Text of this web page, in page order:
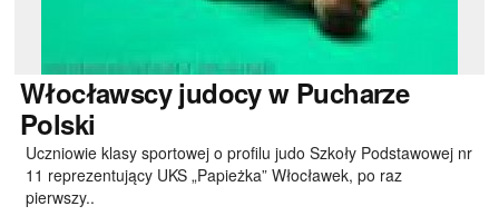
Włocławscyjudocy w Pucharze
Polski
Uczniowie klasy sportowej o profilu judo Szkoły Podstawowej nr
11 reprezentujący UKS „Papieżka” Włocławek, po raz
pierwszy..